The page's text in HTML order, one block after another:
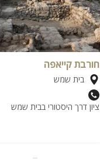
חורבת קייאפה
בית שמש
ציון דרך היסטורי בבית שמש